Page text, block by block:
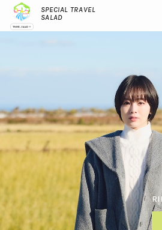
SPECIAL TRAVEL
SALAD